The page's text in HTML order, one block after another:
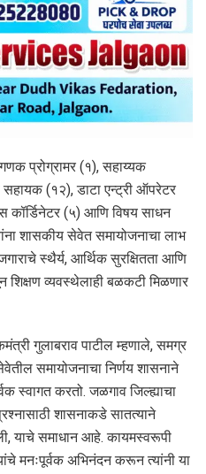
प्रोग्रामर (१), सहाय्यक
सहायक (१२), डाटा एन्ट्री ऑपरेटर
(५) आणि विषय साधन
शासकीय सेवेत समायोजनाचा लाभ
स्थैर्य, आर्थिक सुरक्षितता आणि
शिक्षण व्यवस्थेलाही बळकटी मिळणार
गुलाबराव पाटील म्हणाले, समग्र
समायोजनाचा निर्णय शासनाने
स्वागत करतो. जळगाव जिल्ह्याचा
शासनाकडे सातत्याने
याचे समाधान आहे. कायमस्वरूपी
मनःपूर्वक अभिनंदन करून त्यांनी या